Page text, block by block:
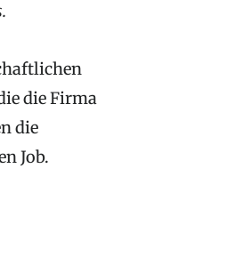
die Firma
die
Job.